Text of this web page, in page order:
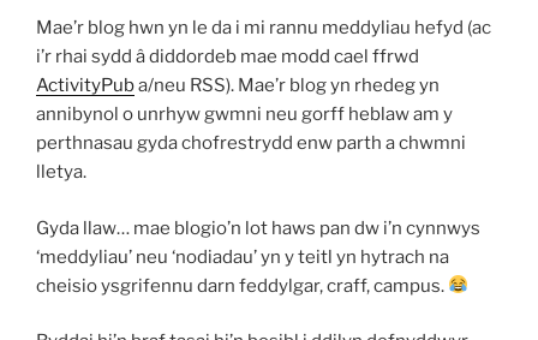
Mae’r blog hwn yn le da i mi rannu meddyliau hefyd (ac
i’r rhai sydd â diddordeb mae modd cael ffrwd
ActivityPuba/neu RSS). Mae’r blog yn rhedeg yn
annibynol o unrhyw gwmni neu gorff heblaw am y
perthnasau gyda chofrestrydd enw parth a chwmni
lletya.
Gyda llaw… mae blogio’n lot haws pan dw i’n cynnwys
‘meddyliau’ neu ‘nodiadau’ yn y teitl yn hytrach na
cheisio ysgrifennu darn feddylgar, craff, campus.